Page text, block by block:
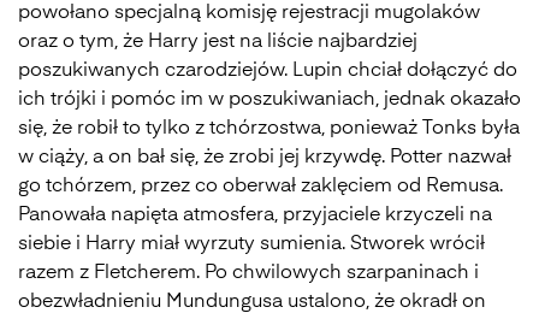
powołano specjalną komisję rejestracji mugolaków
oraz o tym, że Harry jest na liście najbardziej
poszukiwanych czarodziejów. Lupin chciał dołączyć do
ich trójki i pomóc im w poszukiwaniach, jednak okazało
się, że robił to tylko z tchórzostwa, ponieważ Tonks była
w ciąży, a on bał się, że zrobi jej krzywdę. Potter nazwał
go tchórzem, przez co oberwał zaklęciem od Remusa.
Panowała napięta atmosfera, przyjaciele krzyczeli na
siebie i Harry miał wyrzuty sumienia. Stworek wrócił
razem z Fletcherem. Po chwilowych szarpaninach i
obezwładnieniu Mundungusa ustalono, że okradł on